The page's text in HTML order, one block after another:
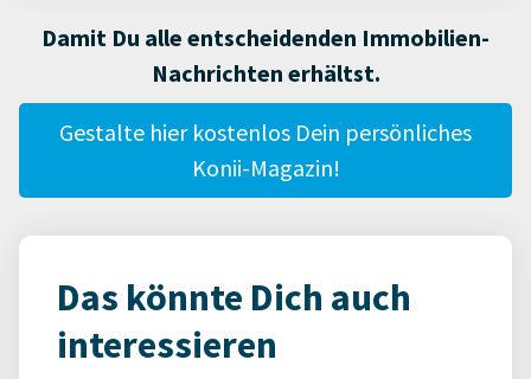
Damit Du alle entscheidenden Immobilien-
Nachrichten erhältst.
Gestalte hier kostenlos Dein persönliches
Konii-Magazin!
Das könnte Dich auch
interessieren